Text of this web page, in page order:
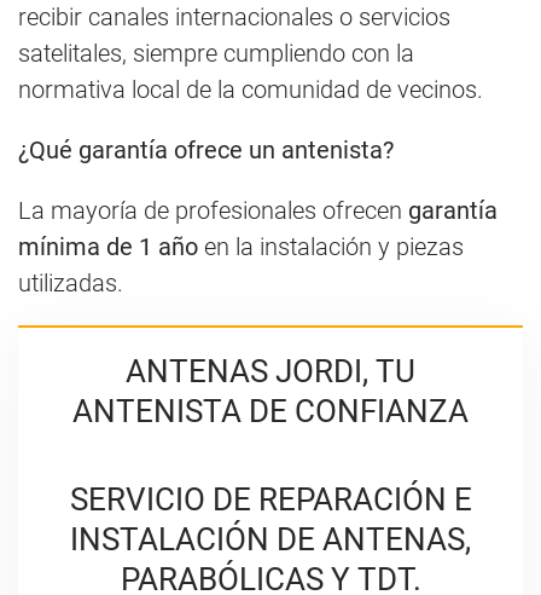
recibir canales internacionales o servicios
satelitales, siempre cumpliendo con la
normativa local de la comunidad de vecinos.
¿Qué garantía ofrece un antenista?
La mayoría de profesionales ofrecen garantía
mínima de 1 año en la instalación y piezas
utilizadas.
ANTENAS JORDI, TU
ANTENISTA DE CONFIANZA
SERVICIO DE REPARACIÓN E
INSTALACIÓN DE ANTENAS,
PARABÓLICAS Y TDT.